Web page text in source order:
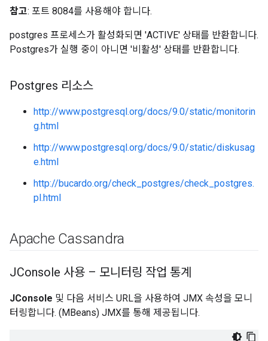
참고: 포트 8084를 사용해야 합니다.
postgres 프로세스가 활성화되면 'ACTIVE' 상태를 반환합니다.
Postgres가 실행 중이 아니면 '비활성' 상태를 반환합니다.
Postgres 리소스
http://www.postgresql.org/docs/9.0/static/monitorin
g.html
http://www.postgresql.org/docs/9.0/static/diskusag
e.html
http://bucardo.org/check_postgres/check_postgres.
pl.html
Apache Cassandra
JConsole 사용 – 모니터링 작업 통계
JConsole 및 다음 서비스 URL을 사용하여 JMX 속성을 모니
터링합니다. (MBeans) JMX를 통해 제공됩니다.